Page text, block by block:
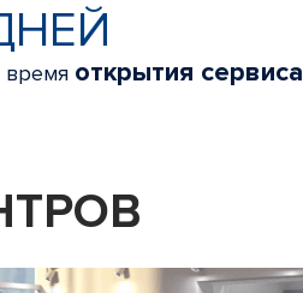
время открытия сервиса